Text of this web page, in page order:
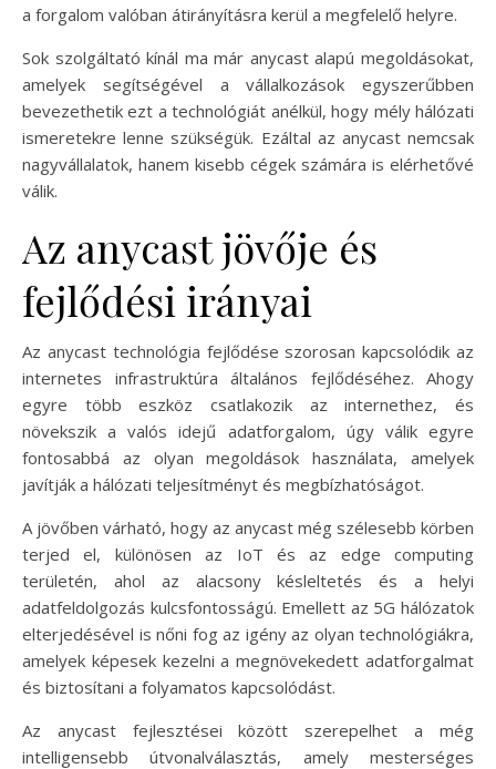
a forgalom valóban átirányításra kerül a megfelelő helyre.
Sok szolgáltató kínál ma már anycast alapú megoldásokat,
amelyek segítségével a vállalkozások egyszerűbben
bevezethetik ezt a technológiát anélkül, hogy mély hálózati
ismeretekre lenne szükségük. Ezáltal az anycast nemcsak
nagyvállalatok, hanem kisebb cégek számára is elérhetővé
válik.
Az anycast jövője és
fejlődési irányai
Az anycast technológia fejlődése szorosan kapcsolódik az
internetes infrastruktúra általános fejlődéséhez. Ahogy
egyre több eszköz csatlakozik az internethez, és
növekszik a valós idejű adatforgalom, úgy válik egyre
fontosabbá az olyan megoldások használata, amelyek
javítják a hálózati teljesítményt és megbízhatóságot.
A jövőben várható, hogy az anycast még szélesebb körben
terjed el, különösen az IoT és az edge computing
területén, ahol az alacsony késleltetés és a helyi
adatfeldolgozás kulcsfontosságú. Emellett az 5G hálózatok
elterjedésével is nőni fog az igény az olyan technológiákra,
amelyek képesek kezelni a megnövekedett adatforgalmat
és biztosítani a folyamatos kapcsolódást.
Az anycast fejlesztései között szerepelhet a még
intelligensebb útvonalválasztás, amely mesterséges